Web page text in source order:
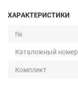
ХАРАКТЕРИСТИКИ
№
Каталожный номер
Комплект